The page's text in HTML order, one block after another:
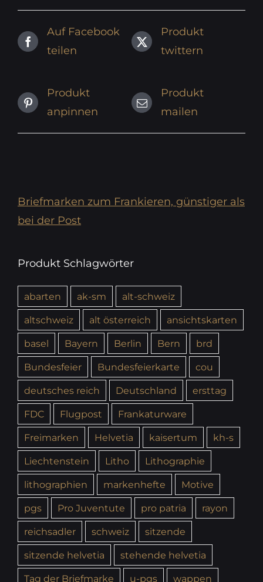
Auf Facebook
teilen
Produkt
twittern
Produkt
anpinnen
Produkt
mailen
Briefmarken zum Frankieren, günstiger als
bei der Post
Produkt Schlagwörter
abarten ak-sm
alt-schweiz
altschweiz
alt österreich
ansichtskarten
basel
Bayern Berlin Bern
brd
Bundesfeier
Bundesfeierkarte
cou
deutsches reich
Deutschland
ersttag
FDC
Flugpost
Frankaturware
Freimarken
Helvetia kaisertum
kh-s
Liechtenstein
Litho
Lithographie
lithographien
markenhefte
Motive
pgs
Pro Juventute pro patria
rayon
reichsadler
schweiz
sitzende
sitzende helvetia
stehende helvetia
Tag der Briefmarke
u-pgs wappen